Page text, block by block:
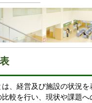
、経営及び施設の状況を
較を行い、現状や課題へ